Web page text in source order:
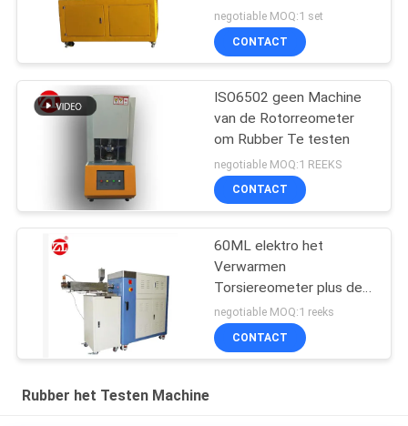
de Machine
Tweelingschroef voor
pvc-de PA van PC
negotiable MOQ:1 set
CONTACT
ISO6502 geen Machine
van de Rotorreometer
om Rubber Te testen
negotiable MOQ:1 REEKS
CONTACT
60ML elektro het
Verwarmen
Torsiereometer plus de
Waaier 0-300Nm van de
Mixertorsie
negotiable MOQ:1 reeks
CONTACT
Rubber het Testen Machine